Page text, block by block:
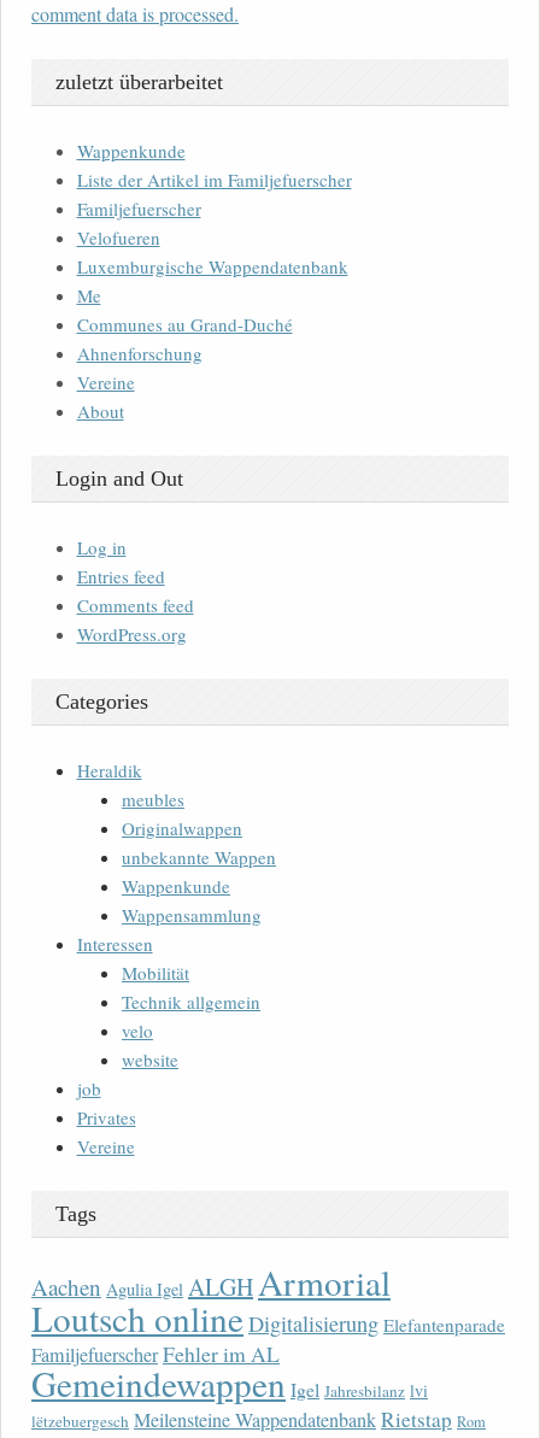
comment data is processed.
zuletzt überarbeitet
Wappenkunde
Liste der Artikel im Familjefuerscher
Familjefuerscher
Velofueren
Luxemburgische Wappendatenbank
Me
Communes au Grand-Duché
Ahnenforschung
Vereine
About
Login and Out
Log in
Entries feed
Comments feed
WordPress.org
Categories
Heraldik
meubles
Originalwappen
unbekannte Wappen
Wappenkunde
Wappensammlung
Interessen
Mobilität
Technik allgemein
velo
website
job
Privates
Vereine
Tags
Aachen Agulia Igel ALGHArmorial
Loutsch onlineDigitalisierung Elefantenparade
FamiljefuerscherFehler im AL
Gemeindewappen Igel Jahresbilanz lvi
lëtzebuergesch Meilensteine WappendatenbankRietstap Rom